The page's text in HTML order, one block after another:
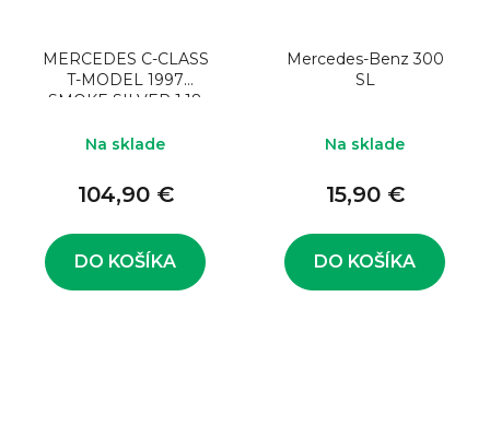
MERCEDES C-CLASS
T-MODEL 1997
SMOKE SILVER 1:18
Na sklade
104,90 €
DO KOŠÍKA
Mercedes-Benz 300
SL
Na sklade
15,90 €
DO KOŠÍKA